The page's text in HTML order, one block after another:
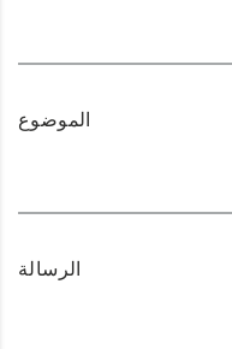
الموضوع
الرسالة